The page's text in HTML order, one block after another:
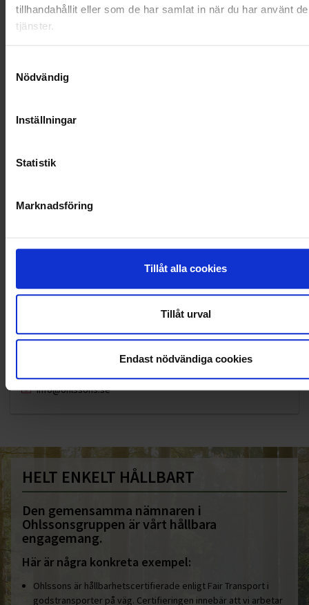
tillhandahållit eller som de har samlat in när du har använt
tjänster.
Nödvändig
Inställningar
Statistik
Marknadsföring
Tillåt alla cookies
Tillåt urval
Endast nödvändiga cookies
RENHÅLLNING
VELLINGE
info@ohlssons.se
HELT ENKELT HÅLLBART
Den gemensamma nämnaren i
Ohlssonsgruppen är vårt hållbara
engagemang.
Här är några konkreta exempel:
Ohlssons är hållbarhetscertifierade enligt Fair Transport i
godstransporter på väg. Certifieringen innebär att vi arbetar